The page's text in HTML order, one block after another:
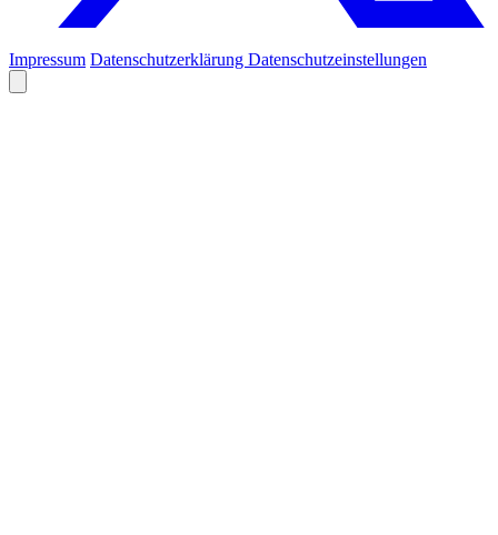
Impressum Datenschutzerklärung Datenschutzeinstellungen